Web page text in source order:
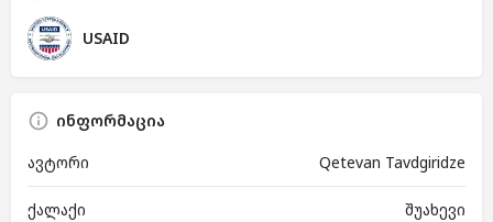
USAID
ინფორმაცია
ავტორი
Qetevan Tavdgiridze
ქალაქი შუახევი